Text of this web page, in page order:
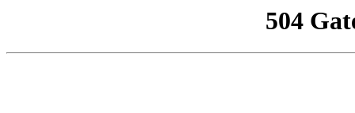
504